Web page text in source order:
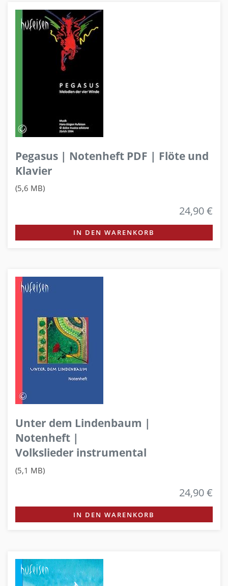
Pegasus | Notenheft PDF | Flöte und
Klavier
(5,6 MB)
24,90 €
IN DEN WARENKORB
Unter dem Lindenbaum |
Notenheft |
Volkslieder instrumental
(5,1 MB)
24,90 €
IN DEN WARENKORB